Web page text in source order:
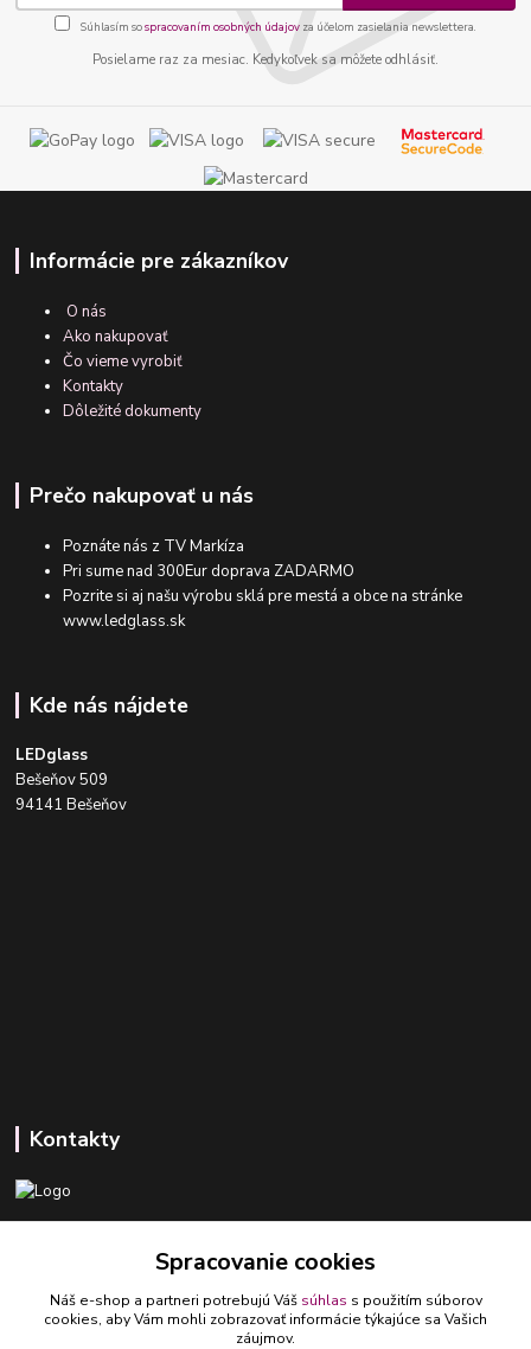
Súhlasím sospracovaním osobných údajov za účelom zasielania newslettera.
Posielame raz za mesiac. Kedykoľvek sa môžete odhlásiť.
Informácie pre zákazníkov
O nás
Ako nakupovať
Čo vieme vyrobiť
Kontakty
Dôležité dokumenty
Prečo nakupovať u nás
Poznáte nás z TV Markíza
Pri sume nad 300Eur doprava ZADARMO
Pozrite si aj našu výrobu sklá pre mestá a obce na stránke
www.ledglass.sk
Kde nás nájdete
LEDglass
Bešeňov 509
94141 Bešeňov
Kontakty
ledlumar@ledlumar.sk
Spracovanie cookies
Náš e-shop a partneri potrebujú Váš súhlas s použitím súborov
cookies, aby Vám mohli zobrazovať informácie týkajúce sa Vašich
záujmov.